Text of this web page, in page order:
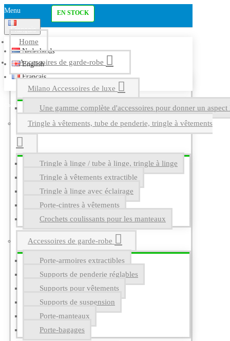
Menu
Français
Nederlands
English
Français
Home
Accessoires de garde-robe
Milano Accessoires de luxe
Une gamme complète d'accessoires pour donner un
Tringle à vêtements, tube de penderie, tringle à vêtements
Tringle à linge / tube à linge, tringle à linge
Tringle à vêtements extractible
Tringle à linge avec éclairage
Porte-cintres à vêtements
Crochets coulissants pour les manteaux
Accessoires de garde-robe
Porte-armoires extractibles
Supports de penderie réglables
Supports pour vêtements
Supports de suspension
Porte-manteaux
Porte-bagages
EN STOCK